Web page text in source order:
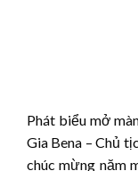
Phát biểu mở
Gia Bena – Chủ
chúc mừng năm